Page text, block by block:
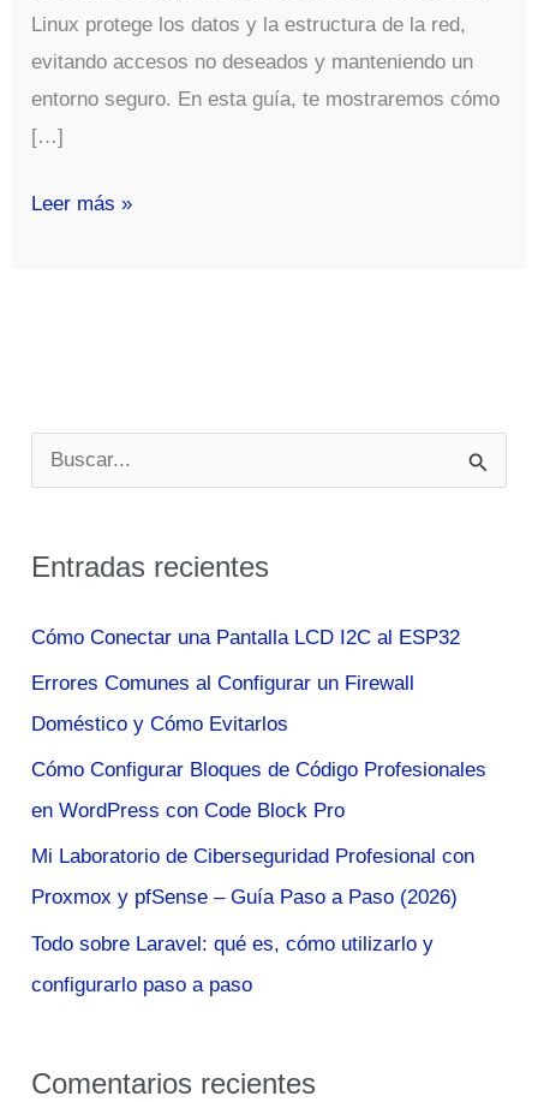
Linux protege los datos y la estructura de la red,
evitando accesos no deseados y manteniendo un
entorno seguro. En esta guía, te mostraremos cómo
[…]
Control
de
Usuarios
Leer más »
u
c
p
o
r
:
Entradas recientes
Cómo Conectar una Pantalla LCD I2C al ESP32
Errores Comunes al Configurar un Firewall
Doméstico y Cómo Evitarlos
Cómo Configurar Bloques de Código Profesionales
en WordPress con Code Block Pro
Mi Laboratorio de Ciberseguridad Profesional con
Proxmox y pfSense – Guía Paso a Paso (2026)
Todo sobre Laravel: qué es, cómo utilizarlo y
configurarlo paso a paso
Comentarios recientes